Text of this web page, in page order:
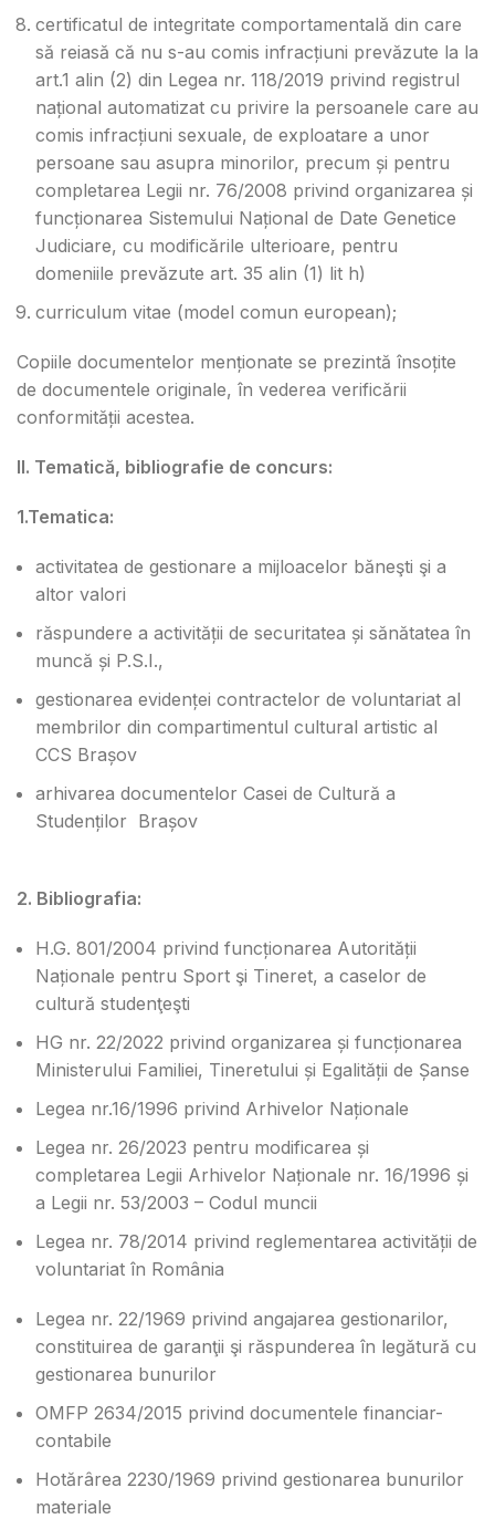
certificatul de integritate comportamentală din care
să reiasă că nu s-au comis infracțiuni prevăzute la la
art.1 alin (2) din Legea nr. 118/2019 privind registrul
național automatizat cu privire la persoanele care au
comis infracțiuni sexuale, de exploatare a unor
persoane sau asupra minorilor, precum și pentru
completarea Legii nr. 76/2008 privind organizarea și
funcționarea Sistemului Național de Date Genetice
Judiciare, cu modificările ulterioare, pentru
domeniile prevăzute art. 35 alin (1) lit h)
curriculum vitae (model comun european);
Copiile documentelor menționate se prezintă însoțite
de documentele originale, în vederea verificării
conformității acestea.
II. Tematică, bibliografie de concurs:
1.Tematica:
activitatea de gestionare a mijloacelor băneşti şi a
altor valori
răspundere a activității de securitatea și sănătatea în
muncă și P.S.I.,
gestionarea evidenței contractelor de voluntariat al
membrilor din compartimentul cultural artistic al
CCS Brașov
arhivarea documentelor Casei de Cultură a
Studenților Brașov
2. Bibliografia:
H.G. 801/2004 privind funcționarea Autorității
Naționale pentru Sport şi Tineret, a caselor de
cultură studenţeşti
HG nr. 22/2022 privind organizarea și funcționarea
Ministerului Familiei, Tineretului și Egalității de Șanse
Legea nr.16/1996 privind Arhivelor Naționale
Legea nr. 26/2023 pentru modificarea și
completarea Legii Arhivelor Naționale nr. 16/1996 și
a Legii nr. 53/2003 – Codul muncii
Legea nr. 78/2014 privind reglementarea activității de
voluntariat în România
Legea nr. 22/1969 privind angajarea gestionarilor,
constituirea de garanţii şi răspunderea în legătură cu
gestionarea bunurilor
OMFP 2634/2015 privind documentele financiar-
contabile
Hotărârea 2230/1969 privind gestionarea bunurilor
materiale